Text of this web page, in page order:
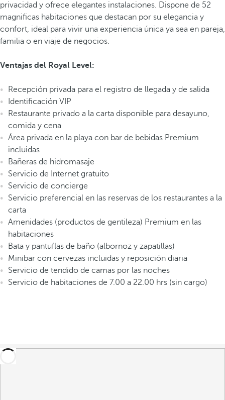
privacidad y ofrece elegantes instalaciones. Dispone de 52
magnificas habitaciones que destacan por su elegancia y
confort, ideal para vivir una experiencia única ya sea en pareja,
familia o en viaje de negocios.
Ventajas del Royal Level:
Recepción privada para el registro de llegada y de salida
Identificación VIP
Restaurante privado a la carta disponible para desayuno,
comida y cena
Área privada en la playa con bar de bebidas Premium
incluidas
Bañeras de hidromasaje
Servicio de Internet gratuito
Servicio de concierge
Servicio preferencial en las reservas de los restaurantes a la
carta
Amenidades (productos de gentileza) Premium en las
habitaciones
Bata y pantuflas de baño (albornoz y zapatillas)
Minibar con cervezas incluidas y reposición diaria
Servicio de tendido de camas por las noches
Servicio de habitaciones de 7.00 a 22.00 hrs (sin cargo)